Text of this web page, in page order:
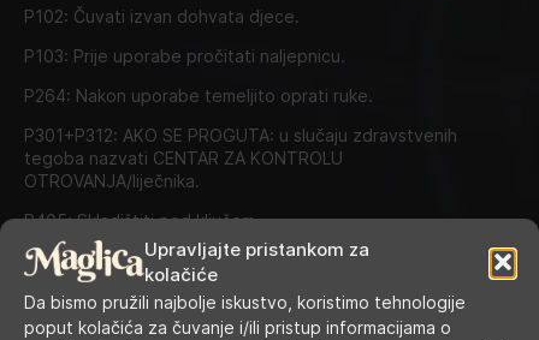
Upravljajte pristankom za
kolačiće
Da bismo pružili najbolje iskustvo, koristimo tehnologije
poput kolačića za čuvanje i/ili pristup informacijama o
P102: Čuvati izvan dohvata djece.
P103: Prije uporabe pročitati naljepnicu.
P264: Nakon uporabe temeljito oprati ruke.
P301+P312: AKO SE PROGUTA: u slučaju zdravstvenih
tegoba nazvati CENTAR ZA KONTROLU
OTROVANJA/liječnika.
P405: Skladištiti pod ključem.
P501: Odložiti sadržaj/spremnik pakovanje selektivnim
sustavom prikupljanja koji je omogućen u vašoj općini.
Kategorije:10 ml e-tekućine ,E-tekućine